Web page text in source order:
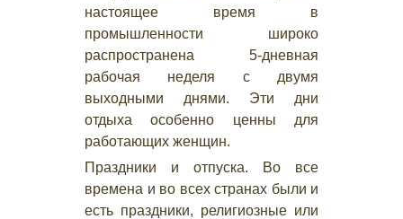
настоящее время в
промышленности широко
распространена 5-дневная
рабочая неделя с двумя
выходными днями. Эти дни
отдыха особенно ценны для
работающих женщин.
Праздники и отпуска. Во все
времена и во всех странах были и
есть праздники, религиозные или